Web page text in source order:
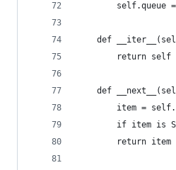
self.queue
def
        return self
def
item =
if item is
        return item